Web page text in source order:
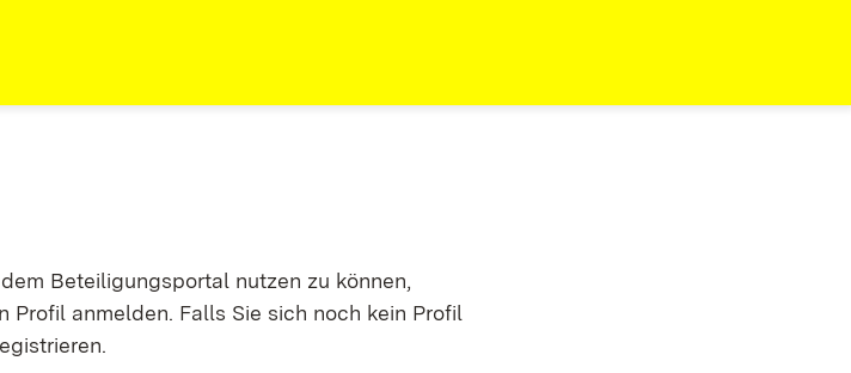
Beteiligungsportal nutzen zu können,
Profil anmelden. Falls Sie sich noch kein Profil